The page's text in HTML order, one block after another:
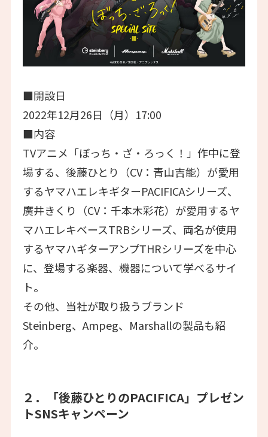
■開設日
2022年12月26日（月）17:00
■内容
TVアニメ「ぼっち・ざ・ろっく！」作中に登
場する、後藤ひとり（CV：青山吉能）が愛用
するヤマハエレキギターPACIFICAシリーズ、
廣井きくり（CV：千本木彩花）が愛用するヤ
マハエレキベースTRBシリーズ、両名が使用
するヤマハギターアンプTHRシリーズを中心
に、登場する楽器、機器について学べるサイ
ト。
その他、当社が取り扱うブランド
Steinberg、Ampeg、Marshallの製品も紹
介。
２．「後藤ひとりのPACIFICA」プレゼン
トSNSキャンペーン